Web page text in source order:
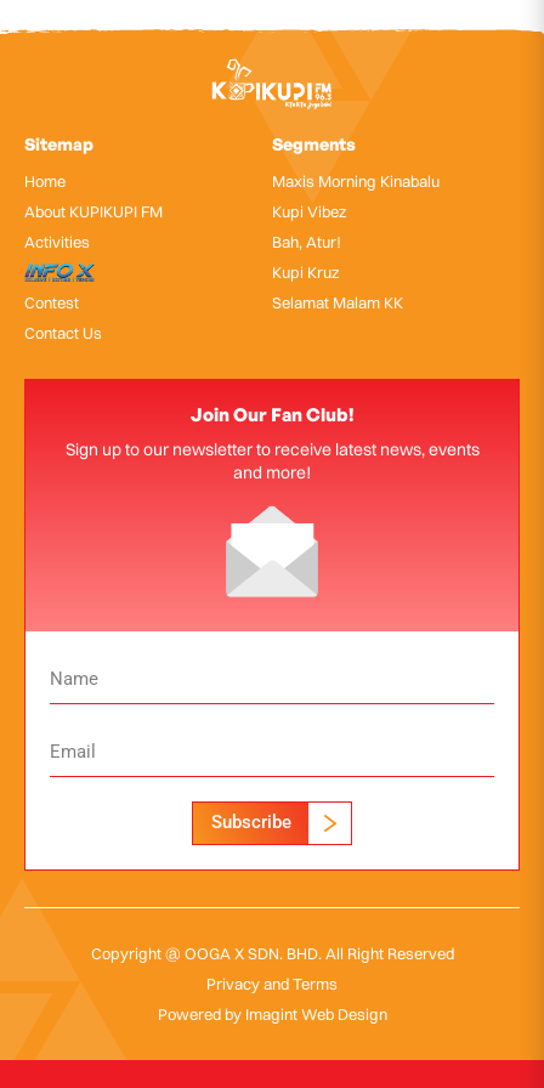
Sitemap
Home
About KUPIKUPI FM
Activities
InfoX
Contest
Contact Us
Segments
Maxis Morning Kinabalu
Kupi Vibez
Bah, Atur!
Kupi Kruz
Selamat Malam KK
Join Our Fan Club!
Sign up to our newsletter to receive latest news, events
and more!
Subscribe
Copyright @ OOGA X SDN. BHD. All Right Reserved
Privacy and Terms
Powered by Imagint Web Design